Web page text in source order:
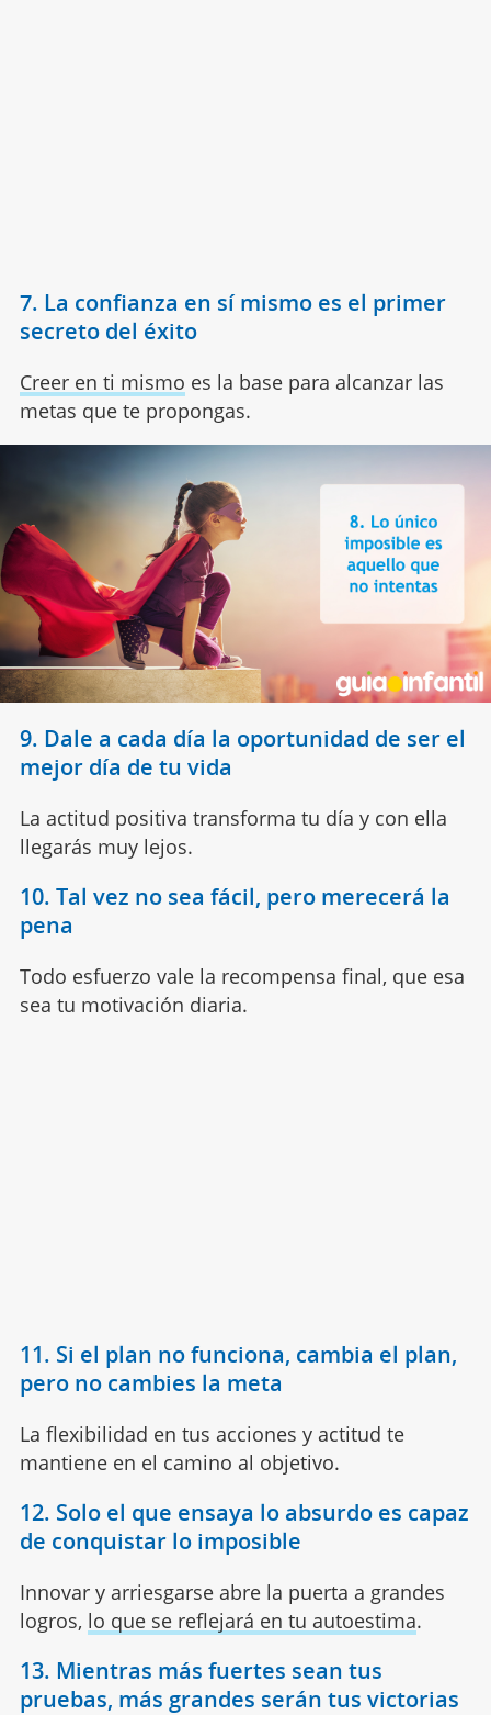
7. La confianza en sí mismo es el primer
secreto del éxito
Creer en ti mismo es la base para alcanzar las
metas que te propongas.
9. Dale a cada día la oportunidad de ser el
mejor día de tu vida
La actitud positiva transforma tu día y con ella
llegarás muy lejos.
10. Tal vez no sea fácil, pero merecerá la
pena
Todo esfuerzo vale la recompensa final, que esa
sea tu motivación diaria.
11. Si el plan no funciona, cambia el plan,
pero no cambies la meta
La flexibilidad en tus acciones y actitud te
mantiene en el camino al objetivo.
12. Solo el que ensaya lo absurdo es capaz
de conquistar lo imposible
Innovar y arriesgarse abre la puerta a grandes
logros, lo que se reflejará en tu autoestima.
13. Mientras más fuertes sean tus
pruebas, más grandes serán tus victorias